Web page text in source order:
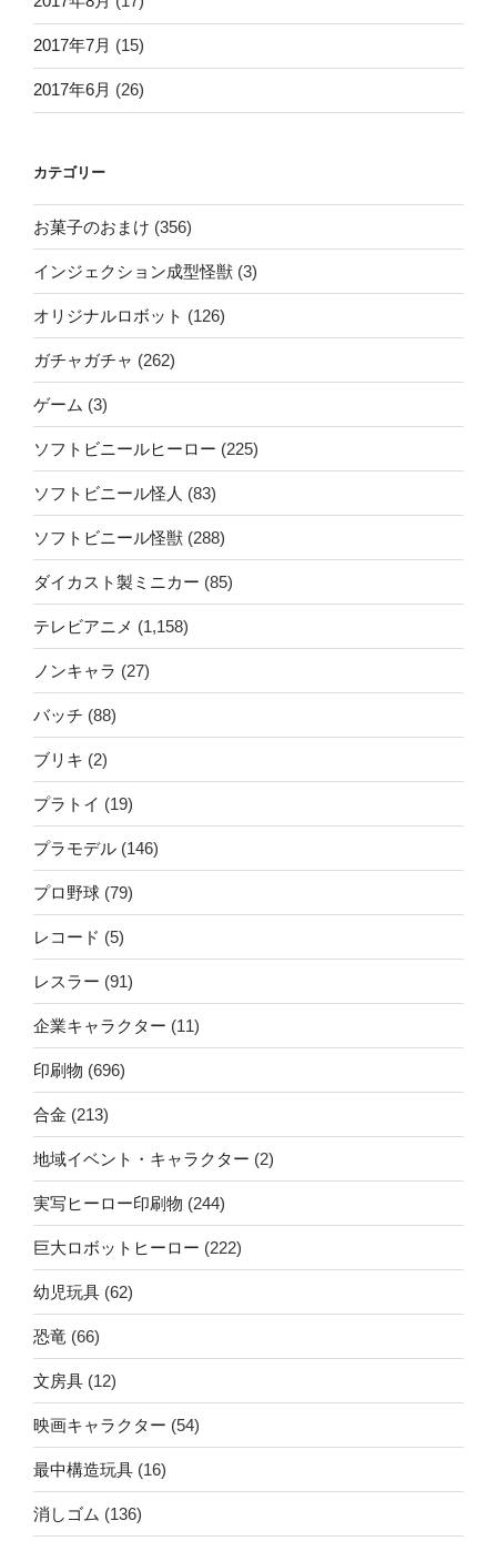
2017年7月 (15)
2017年6月 (26)
カテゴリー
お菓子のおまけ (356)
インジェクション成型怪獣 (3)
オリジナルロボット (126)
ガチャガチャ (262)
ゲーム (3)
ソフトビニールヒーロー (225)
ソフトビニール怪人 (83)
ソフトビニール怪獣 (288)
ダイカスト製ミニカー (85)
テレビアニメ (1,158)
ノンキャラ (27)
バッチ (88)
ブリキ (2)
プラトイ (19)
プラモデル (146)
プロ野球 (79)
レコード (5)
レスラー (91)
企業キャラクター (11)
印刷物 (696)
合金 (213)
地域イベント・キャラクター (2)
実写ヒーロー印刷物 (244)
巨大ロボットヒーロー (222)
幼児玩具 (62)
恐竜 (66)
文房具 (12)
映画キャラクター (54)
最中構造玩具 (16)
消しゴム (136)